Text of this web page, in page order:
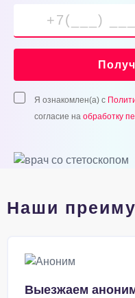
Я ознакомлен(а) с
согласие на обработку
Наши
Выезжаем